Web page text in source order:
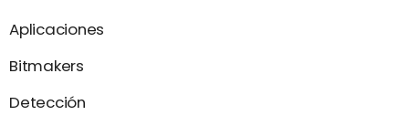
Aplicaciones
Bitmakers
Detección